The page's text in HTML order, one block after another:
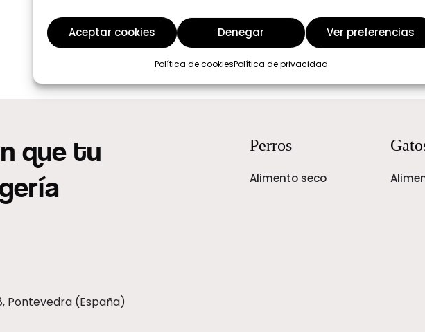
Aceptar cookies Denegar Ver preferencias
Política de cookiesPolítica de privacidad
que tu
Pontevedra (España)
Perros
Alimento seco